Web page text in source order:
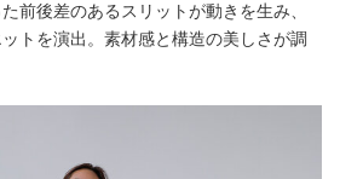
前後差のあるスリットが動きを生み、
トを演出。素材感と構造の美しさが調